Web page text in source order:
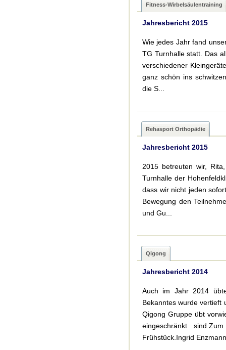
Fitness-Wirbelsäulentraining
Jahresbericht 2015
Wie jedes Jahr fand
TG Turnhalle statt. Das
verschiedener
ganz schön ins
die S...
Rehasport Orthopädie
Jahresbericht 2015
2015 betreuten wir,
Turnhalle der
dass wir nicht jeden
Bewegung den
und Gu...
Qigong
Jahresbericht 2014
Auch im Jahr 2014
Bekanntes wurde vertieft
Qigong Gruppe übt
eingeschränkt
Frühstück.Ingrid Enzmann